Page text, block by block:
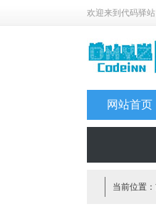
欢迎来到代码驿站
网站首页
当前位置：